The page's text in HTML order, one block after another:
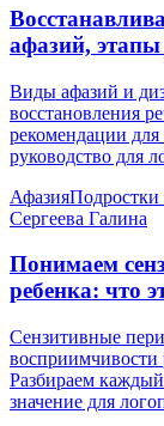
афазий,
Виды афазий и
восстановления
рекомендации
руководство для
АфазияПодростки
Сергеева Галина
Понимаем
ребенка: что
Сензитивные
восприимчивости
Разбираем
значение для